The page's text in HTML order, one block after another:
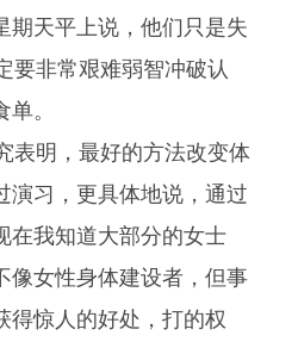
期天平上说，他们只是失
要非常艰难弱智冲破认
。
表明，最好的方法改变体
演习，更具体地说，通过
在我知道大部分的女士
像女性身体建设者，但事
得惊人的好处，打的权